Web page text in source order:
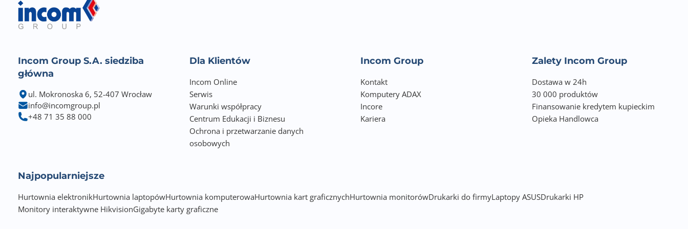
Incom Group S.A. siedziba
główna
ul. Mokronoska 6, 52-407 Wrocław
info@incomgroup.pl
+48 71 35 88 000
Dla Klientów
Incom Online
Serwis
Warunki współpracy
Centrum Edukacji i Biznesu
Ochrona i przetwarzanie danych
osobowych
Incom Group
Kontakt
Komputery ADAX
Incore
Kariera
Zalety Incom Group
Dostawa w 24h
30 000 produktów
Finansowanie kredytem kupieckim
Opieka Handlowca
Najpopularniejsze
Hurtownia elektronikHurtownia laptopówHurtownia komputerowaHurtownia kart graficznychHurtownia monitorówDrukarki do firmyLaptopy ASUSDrukarki HP
Monitory interaktywne HikvisionGigabyte karty graficzne